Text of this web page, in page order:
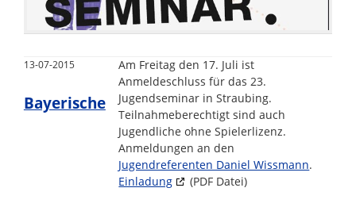
13-07-2015
Am Freitag den 17. Juli ist
Anmeldeschluss für das 23.
Jugendseminar in Straubing.
Teilnahmeberechtigt sind auch
Jugendliche ohne Spielerlizenz.
Anmeldungen an den
Jugendreferenten Daniel Wissmann.
Einladung
(PDF Datei)
Bayerische